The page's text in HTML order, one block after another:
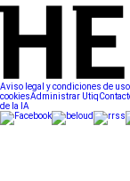
Aviso legal y condiciones de uso
cookiesAdministrar Utiq
de la IA